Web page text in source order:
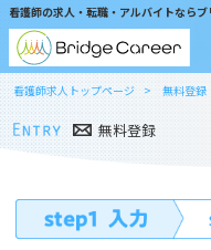
看護師の求人・転職・アルバイトなら
看護師求人トップページ 無料登録
無料登録